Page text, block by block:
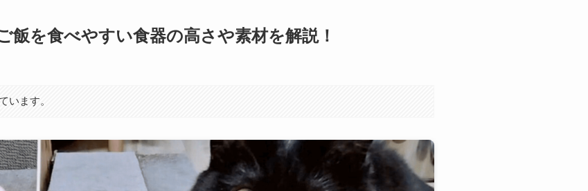
飯を食べやすい食器の高さや素材を解説！
います。